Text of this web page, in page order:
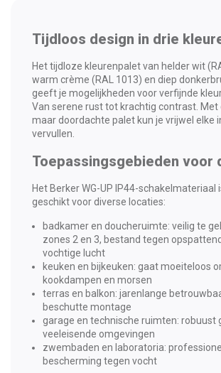
Tijdloos design in drie
Het tijdloze kleurenpalet van helder wit
warm crème (RAL 1013) en diep
geeft je mogelijkheden voor verfijnde
Van serene rust tot krachtig contrast. Met
maar doordachte palet kun je vrijwel elke
vervullen.
Toepassingsgebieden voor
Het Berker WG-UP IP44-schakelmateriaal
geschikt voor diverse locaties:
badkamer en doucheruimte: veilig te
zones 2 en 3, bestand tegen
vochtige lucht
keuken en bijkeuken: gaat moeiteloos
kookdampen en morsen
terras en balkon: jarenlange
beschutte montage
garage en technische ruimten: robuust
veeleisende omgevingen
zwembaden en laboratoria:
bescherming tegen vocht